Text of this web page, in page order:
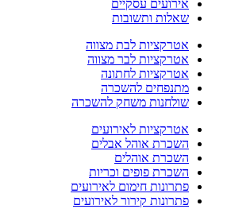
אירועים עסקיים
שאלות ותשובות
אטרקציות לבת מצווה
אטרקציות לבר מצווה
אטרקציות לחתונה
מתנפחים להשכרה
שולחנות משחק להשכרה
אטרקציות לאירועים
השכרת אוהל אבלים
השכרת אוהלים
השכרת פופים וכריות
פתרונות חימום לאירועים
פתרונות קירור לאירועים